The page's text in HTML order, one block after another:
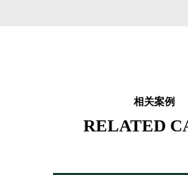
相关案例
RELATED